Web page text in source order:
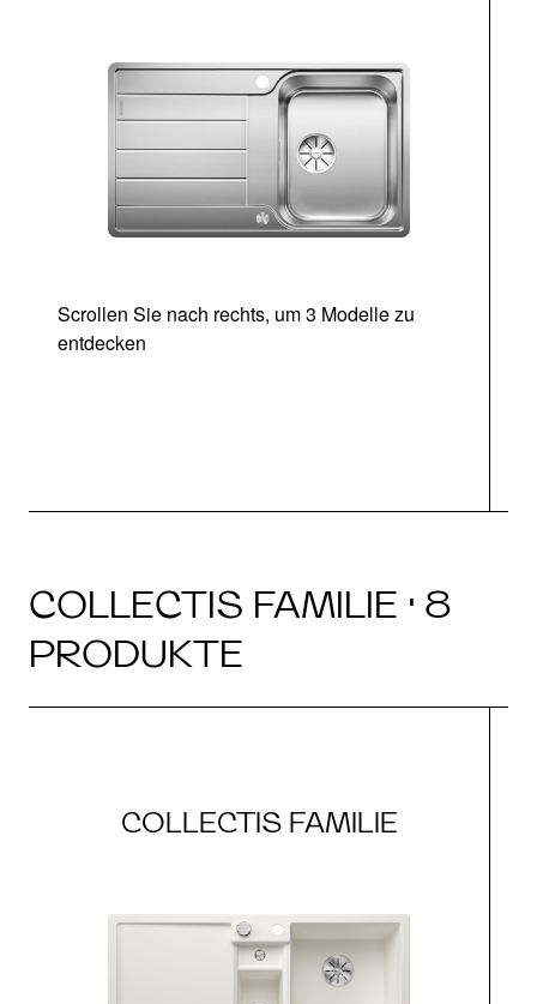
Scrollen Sie nach rechts, um 3 Modelle zu
entdecken
COLLECTIS FAMILIE · 8
PRODUKTE
COLLECTIS FAMILIE